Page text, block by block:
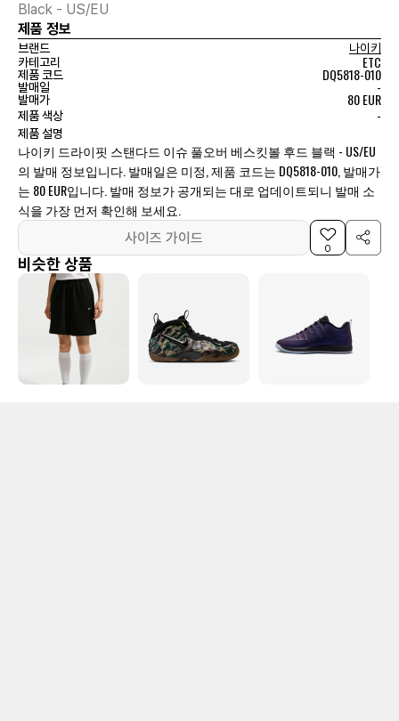
Black - US/EU
제품 정보
브랜드
나이키
카테고리
ETC
제품 코드 DQ5818-010
발매일 -
발매가 80 EUR
제품 색상 -
제품 설명
나이키 드라이핏 스탠다드 이슈 풀오버 베스킷볼 후드 블랙 - US/EU
의 발매 정보입니다. 발매일은 미정, 제품 코드는 DQ5818-010, 발매가
는 80 EUR입니다. 발매 정보가 공개되는 대로 업데이트되니 발매 소
식을 가장 먼저 확인해 보세요.
사이즈 가이드
0
비슷한 상품